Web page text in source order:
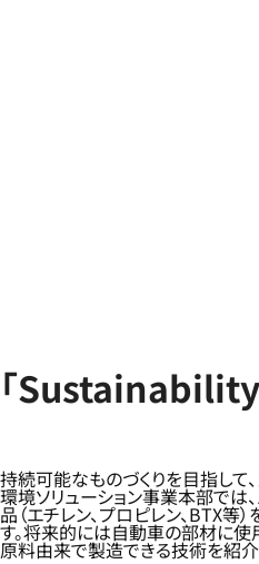
「Sustainability
持続可能なものづくりを目指して
環境ソリューション事業本部では
品（エチレン、プロピレン、BTX
す。将来的には自動車の部材に使
原料由来で製造できる技術を紹介